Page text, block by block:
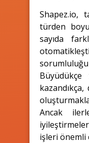
Shapez.io,
türden
sayıda
Ancak
işleri önemli